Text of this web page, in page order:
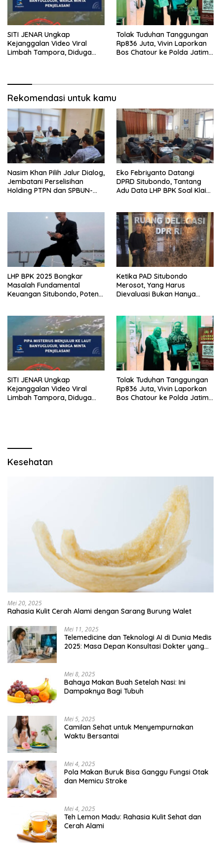
SITI JENAR Ungkap
Kejanggalan Video Viral
Limbah Tampora, Diduga
Tolak Tuduhan Tanggungan
Rp836 Juta, Vivin Laporkan
Bos Chatour ke Polda Jatim
Rekomendasi untuk kamu
Nasim Khan Pilih Jalur Dialog,
Jembatani Perselisihan
Holding PTPN dan SPBUN-
Eko Febriyanto Datangi
DPRD Situbondo, Tantang
Adu Data LHP BPK Soal Klaim
LHP BPK 2025 Bongkar
Masalah Fundamental
Keuangan Situbondo, Potensi
dipertanyakan
Ketika PAD Situbondo
Merosot, Yang Harus
Dievaluasi Bukan Hanya
Rumah Tangganya Sendiri.
SITI JENAR Ungkap
Kejanggalan Video Viral
Limbah Tampora, Diduga
Tolak Tuduhan Tanggungan
Rp836 Juta, Vivin Laporkan
Bos Chatour ke Polda Jatim
Kesehatan
Mei 20, 2025
Rahasia Kulit Cerah Alami dengan Sarang Burung Walet
Mei 11, 2025
Telemedicine dan Teknologi AI di Dunia Medis
2025: Masa Depan Konsultasi Dokter yang
Mei 8, 2025
Bahaya Makan Buah Setelah Nasi: Ini
Dampaknya Bagi Tubuh
Mei 5, 2025
Camilan Sehat untuk Menyempurnakan
Waktu Bersantai
Mei 4, 2025
Pola Makan Buruk Bisa Ganggu Fungsi Otak
dan Memicu Stroke
Mei 4, 2025
Teh Lemon Madu: Rahasia Kulit Sehat dan
Cerah Alami